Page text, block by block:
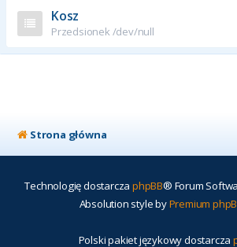
Kosz
Przedsionek /dev/null
Strona główna
Technologię dostarcza phpBB® Forum
Absolution style byPremium
Polski pakiet językowy dostarcza